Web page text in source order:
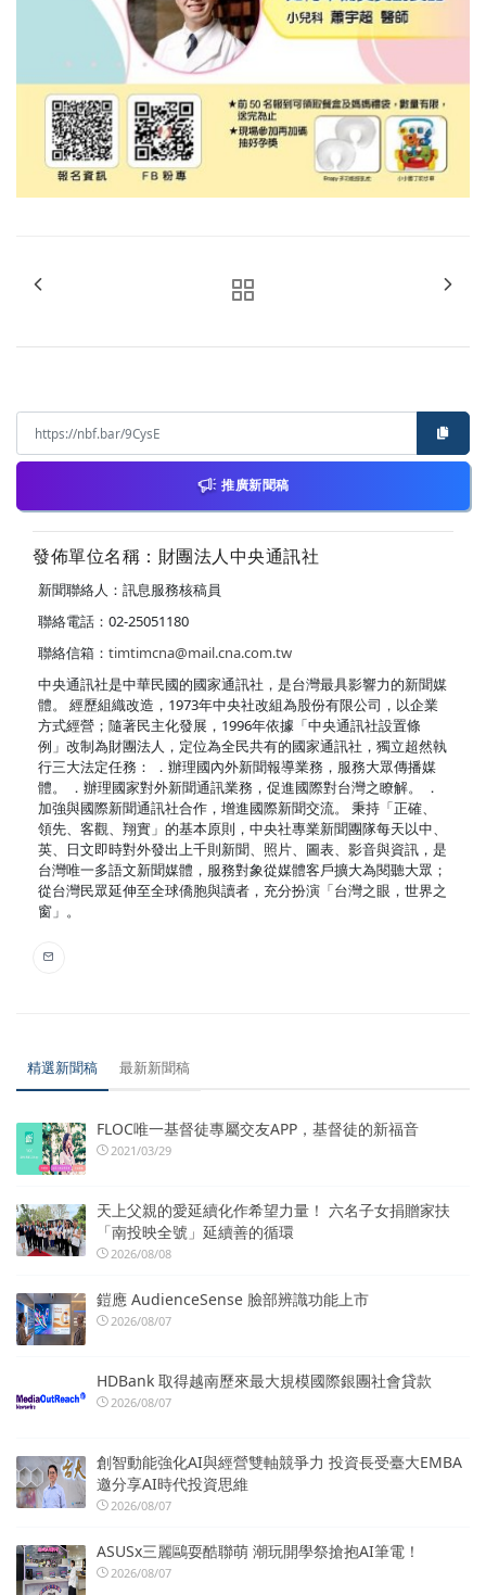
推廣新聞稿
發佈單位名稱：財團法人中央通訊社
新聞聯絡人：訊息服務核稿員
聯絡電話：02-25051180
聯絡信箱： timtimcna@mail.cna.com.tw
中央通訊社是中華民國的國家通訊社，是台灣最具影響力的新聞媒
體。 經歷組織改造，1973年中央社改組為股份有限公司，以企業
方式經營；隨著民主化發展，1996年依據「中央通訊社設置條
例」改制為財團法人，定位為全民共有的國家通訊社，獨立超然執
行三大法定任務： ．辦理國內外新聞報導業務，服務大眾傳播媒
體。 ．辦理國家對外新聞通訊業務，促進國際對台灣之瞭解。 ．
加強與國際新聞通訊社合作，增進國際新聞交流。 秉持「正確、
領先、客觀、翔實」的基本原則，中央社專業新聞團隊每天以中、
英、日文即時對外發出上千則新聞、照片、圖表、影音與資訊，是
台灣唯一多語文新聞媒體，服務對象從媒體客戶擴大為閱聽大眾；
從台灣民眾延伸至全球僑胞與讀者，充分扮演「台灣之眼，世界之
窗」。
精選新聞稿 最新新聞稿
FLOC唯一基督徒專屬交友APP，基督徒的新福音
2021/03/29
天上父親的愛延續化作希望力量！ 六名子女捐贈家扶
「南投映全號」延續善的循環
2026/08/08
鎧應 AudienceSense 臉部辨識功能上市
2026/08/07
HDBank 取得越南歷來最大規模國際銀團社會貸款
2026/08/07
創智動能強化AI與經營雙軸競爭力 投資長受臺大EMBA
邀分享AI時代投資思維
2026/08/07
ASUSx三麗鷗耍酷聯萌 潮玩開學祭搶抱AI筆電！
2026/08/07